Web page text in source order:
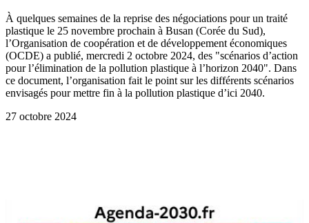
À quelques semaines de la reprise des négociations pour un traité
plastique le 25 novembre prochain à Busan (Corée du Sud),
l’Organisation de coopération et de développement économiques
(OCDE) a publié, mercredi 2 octobre 2024, des "scénarios d’action
pour l’élimination de la pollution plastique à l’horizon 2040". Dans
ce document, l’organisation fait le point sur les différents scénarios
envisagés pour mettre fin à la pollution plastique d’ici 2040.
27 octobre 2024